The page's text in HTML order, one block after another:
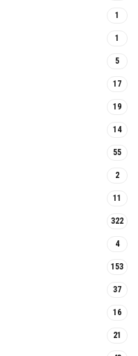
1
1
5
17
19
14
55
2
11
322
4
153
37
16
21